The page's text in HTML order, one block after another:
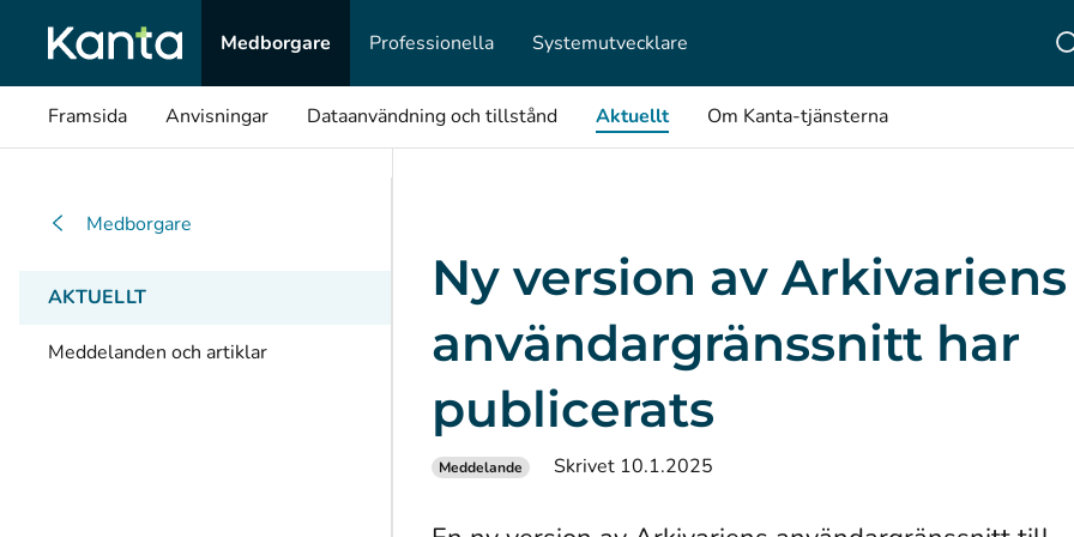
Medborgare
Professionella Systemutvecklare
Framsida Anvisningar Dataanvändning och tillstånd Aktuellt Om Kanta-tjänsterna
Medborgare
AKTUELLT
Meddelanden och artiklar
Ny version av Arkivariens
användargränssnitt har
publicerats
Meddelande Skrivet 10.1.2025